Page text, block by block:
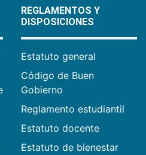
REGLAMENTOS Y
DISPOSICIONES
Estatuto general
Código de Buen
Gobierno
Reglamento estudiantil
Estatuto docente
Estatuto de bienestar